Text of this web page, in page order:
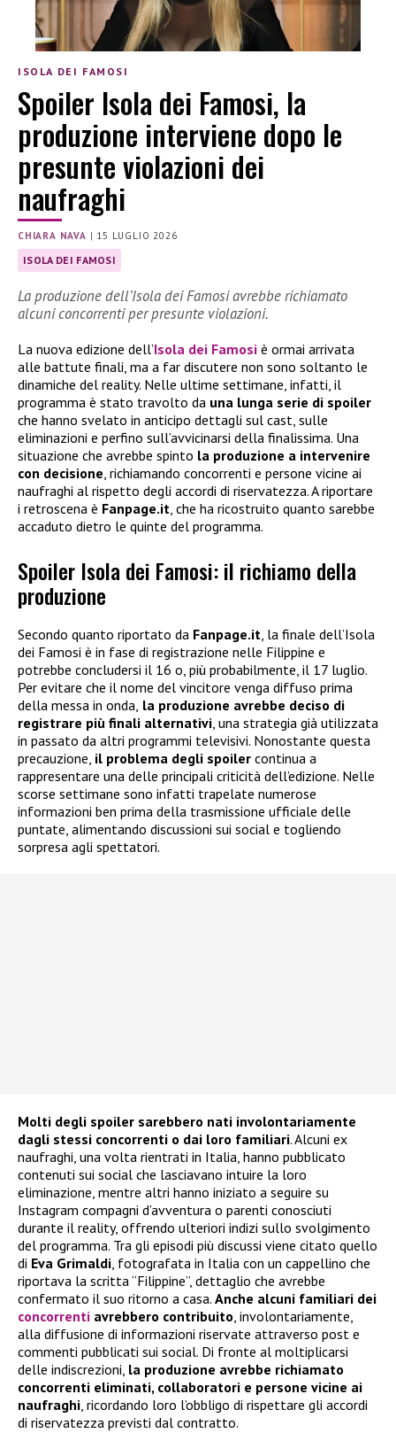
ISOLA DEI FAMOSI
Spoiler Isola dei Famosi, la
produzione interviene dopo le
presunte violazioni dei
naufraghi
CHIARA NAVA | 15 LUGLIO 2026
ISOLA DEI FAMOSI
La produzione dell’Isola dei Famosi avrebbe richiamato
alcuni concorrenti per presunte violazioni.
La nuova edizione dell’Isola dei Famosi è ormai arrivata
alle battute finali, ma a far discutere non sono soltanto le
dinamiche del reality. Nelle ultime settimane, infatti, il
programma è stato travolto da una lunga serie di spoiler
che hanno svelato in anticipo dettagli sul cast, sulle
eliminazioni e perfino sull’avvicinarsi della finalissima. Una
situazione che avrebbe spinto la produzione a intervenire
con decisione , richiamando concorrenti e persone vicine ai
naufraghi al rispetto degli accordi di riservatezza. A riportare
i retroscena è Fanpage.it , che ha ricostruito quanto sarebbe
accaduto dietro le quinte del programma.
Spoiler Isola dei Famosi: il richiamo della
produzione
Secondo quanto riportato da Fanpage.it, la finale dell’Isola
dei Famosi è in fase di registrazione nelle Filippine e
potrebbe concludersi il 16 o, più probabilmente, il 17 luglio.
Per evitare che il nome del vincitore venga diffuso prima
della messa in onda, la produzione avrebbe deciso di
registrare più finali alternativi, una strategia già utilizzata
in passato da altri programmi televisivi. Nonostante questa
precauzione, il problema degli spoiler continua a
rappresentare una delle principali criticità dell’edizione. Nelle
scorse settimane sono infatti trapelate numerose
informazioni ben prima della trasmissione ufficiale delle
puntate, alimentando discussioni sui social e togliendo
sorpresa agli spettatori.
Molti degli spoiler sarebbero nati involontariamente
dagli stessi concorrenti o dai loro familiari. Alcuni ex
naufraghi, una volta rientrati in Italia, hanno pubblicato
contenuti sui social che lasciavano intuire la loro
eliminazione, mentre altri hanno iniziato a seguire su
Instagram compagni d’avventura o parenti conosciuti
durante il reality, offrendo ulteriori indizi sullo svolgimento
del programma. Tra gli episodi più discussi viene citato quello
di Eva Grimaldi, fotografata in Italia con un cappellino che
riportava la scritta “Filippine”, dettaglio che avrebbe
confermato il suo ritorno a casa. Anche alcuni familiari dei
concorrenti avrebbero contribuito, involontariamente,
alla diffusione di informazioni riservate attraverso post e
commenti pubblicati sui social. Di fronte al moltiplicarsi
delle indiscrezioni, la produzione avrebbe richiamato
concorrenti eliminati, collaboratori e persone vicine ai
naufraghi, ricordando loro l’obbligo di rispettare gli accordi
di riservatezza previsti dal contratto.